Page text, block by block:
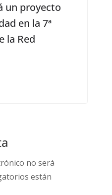
un proyecto
en la 7ª
la Red
no será
están